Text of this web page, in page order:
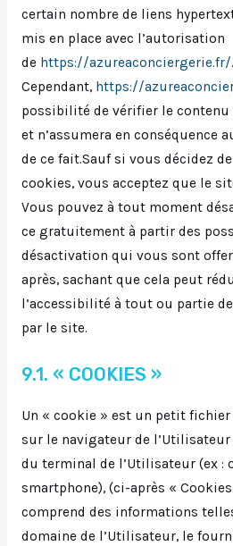
certain nombre de liens
mis en place avec l’autorisation
de https://azureaconciergerie.fr/.
Cependant, https://
possibilité de vérifier le
et n’assumera en conséquence
de ce fait.Sauf si vous décidez
cookies, vous acceptez que le
Vous pouvez à tout moment
ce gratuitement à partir des
désactivation qui vous sont
après, sachant que cela peut
l’accessibilité à tout ou partie
par le site.
9.1. « COOKIES »
Un « cookie » est un petit fichier
sur le navigateur de
du terminal de l’Utilisateur (ex :
smartphone), (ci-après «
comprend des informations
domaine de l’Utilisateur, le